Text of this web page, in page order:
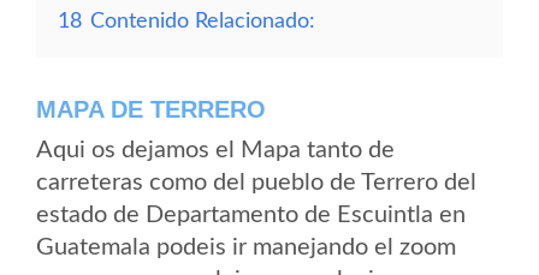
18 Contenido Relacionado:
MAPA DE TERRERO
Aqui os dejamos el Mapa tanto de
carreteras como del pueblo de Terrero del
estado de Departamento de Escuintla en
Guatemala podeis ir manejando el zoom